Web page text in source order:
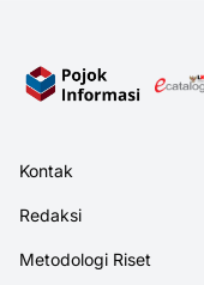
Kontak
Redaksi
Metodologi Riset